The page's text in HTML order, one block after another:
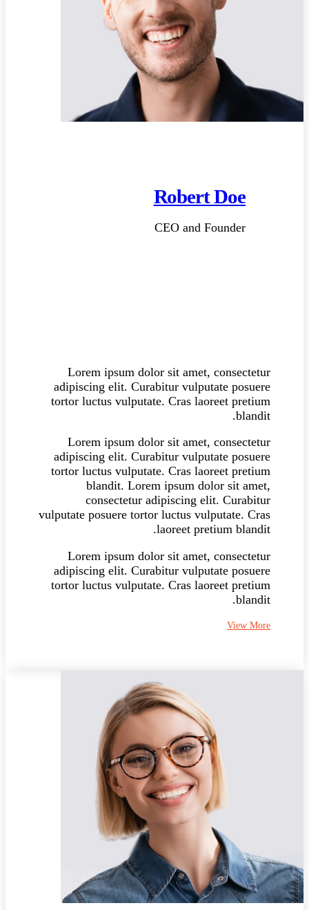
Robert Doe
CEO and Founder
Lorem ipsum dolor sit amet, consectetur
adipiscing elit. Curabitur vulputate posuere
tortor luctus vulputate. Cras laoreet pretium
blandit.
Lorem ipsum dolor sit amet, consectetur
adipiscing elit. Curabitur vulputate posuere
tortor luctus vulputate. Cras laoreet pretium
blandit. Lorem ipsum dolor sit amet,
consectetur adipiscing elit. Curabitur
vulputate posuere tortor luctus vulputate. Cras
laoreet pretium blandit.
Lorem ipsum dolor sit amet, consectetur
adipiscing elit. Curabitur vulputate posuere
tortor luctus vulputate. Cras laoreet pretium
blandit.
View More